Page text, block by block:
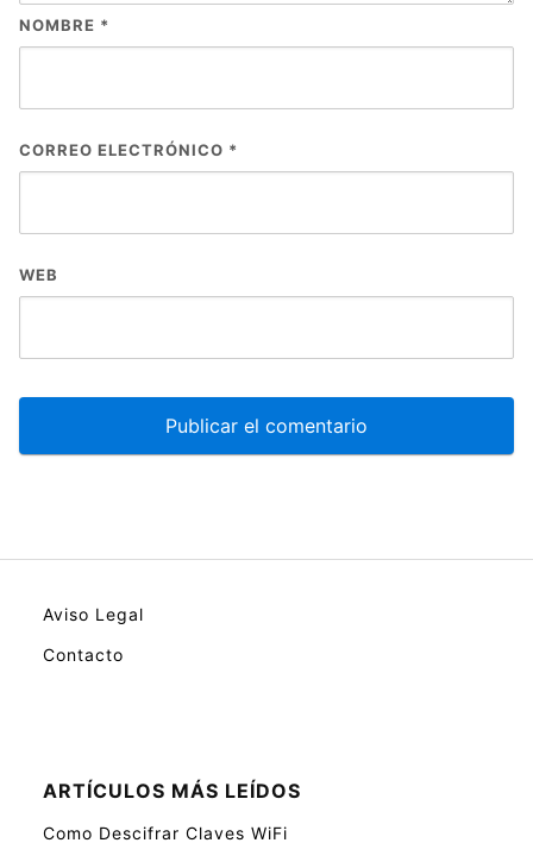
NOMBRE *
CORREO ELECTRÓNICO *
WEB
Aviso Legal
Contacto
ARTÍCULOS MÁS LEÍDOS
Como Descifrar Claves WiFi